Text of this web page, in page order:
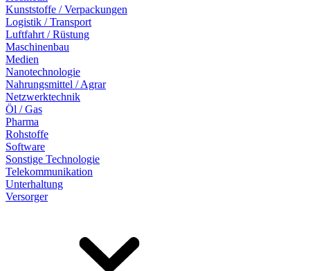
Kunststoffe / Verpackungen
Logistik / Transport
Luftfahrt / Rüstung
Maschinenbau
Medien
Nanotechnologie
Nahrungsmittel / Agrar
Netzwerktechnik
Öl / Gas
Pharma
Rohstoffe
Software
Sonstige Technologie
Telekommunikation
Unterhaltung
Versorger